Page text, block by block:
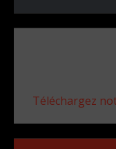
Téléchargez